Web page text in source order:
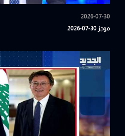
2026-07-30
موجز 30-07-2026